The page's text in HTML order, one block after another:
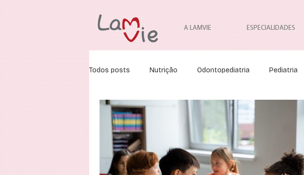
A LAMVIE ESPECIALIDADES
Todos posts Nutrição Odontopediatria Pediatria
Ortodontia Fonoaudiologia Neuropediatria
Fisioterapia Pediátrica